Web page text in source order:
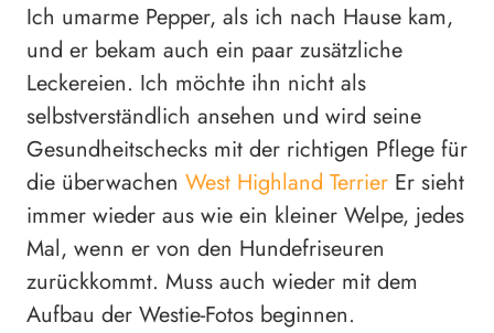
Ich umarme Pepper, als ich nach Hause kam,
und er bekam auch ein paar zusätzliche
Leckereien. Ich möchte ihn nicht als
selbstverständlich ansehen und wird seine
Gesundheitschecks mit der richtigen Pflege für
die überwachen West Highland Terrier Er sieht
immer wieder aus wie ein kleiner Welpe, jedes
Mal, wenn er von den Hundefriseuren
zurückkommt. Muss auch wieder mit dem
Aufbau der Westie-Fotos beginnen.